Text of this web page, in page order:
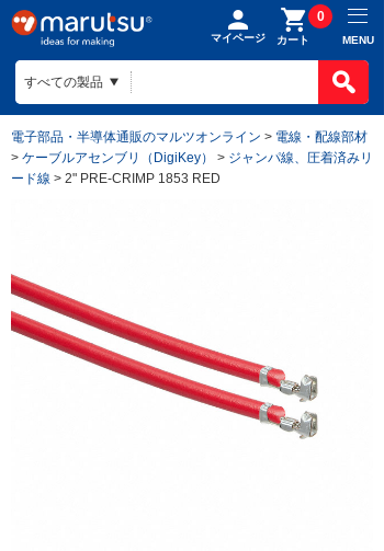
マイページ カート
0
MENU
電子部品・半導体通販のマルツオンライン > 電線・配線部材
> ケーブルアセンブリ（DigiKey） > ジャンパ線、圧着済みリ
ード線 > 2" PRE-CRIMP 1853 RED